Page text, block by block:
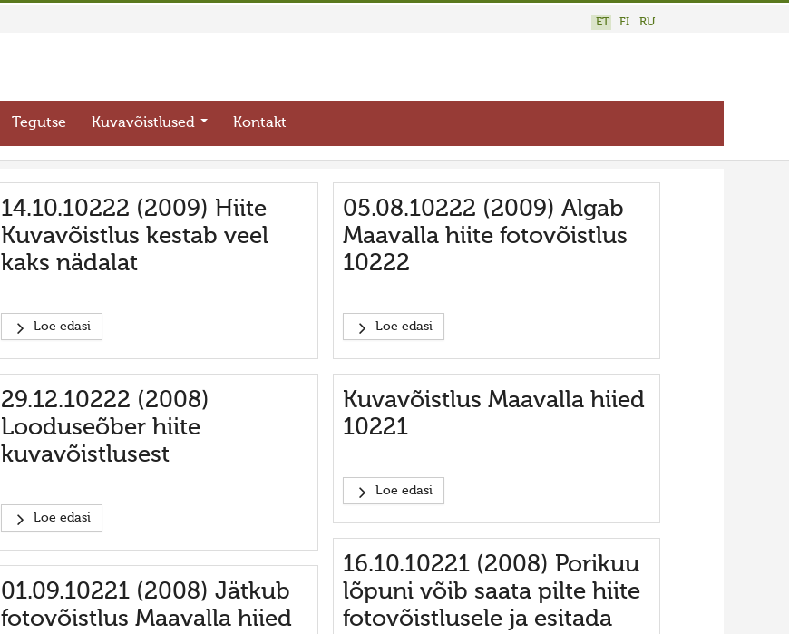
ET FI RU
Tegutse Kuvavõistlused Kontakt
14.10.10222 (2009) Hiite
Kuvavõistlus kestab veel
kaks nädalat
Loe edasi
05.08.10222 (2009) Algab
Maavalla hiite fotovõistlus
10222
Loe edasi
29.12.10222 (2008)
Looduseõber hiite
kuvavõistlusest
Loe edasi
Kuvavõistlus Maavalla hiied
10221
Loe edasi
16.10.10221 (2008) Porikuu
lõpuni võib saata pilte hiite
fotovõistlusele ja esitada
01.09.10221 (2008) Jätkub
fotovõistlus Maavalla hiied